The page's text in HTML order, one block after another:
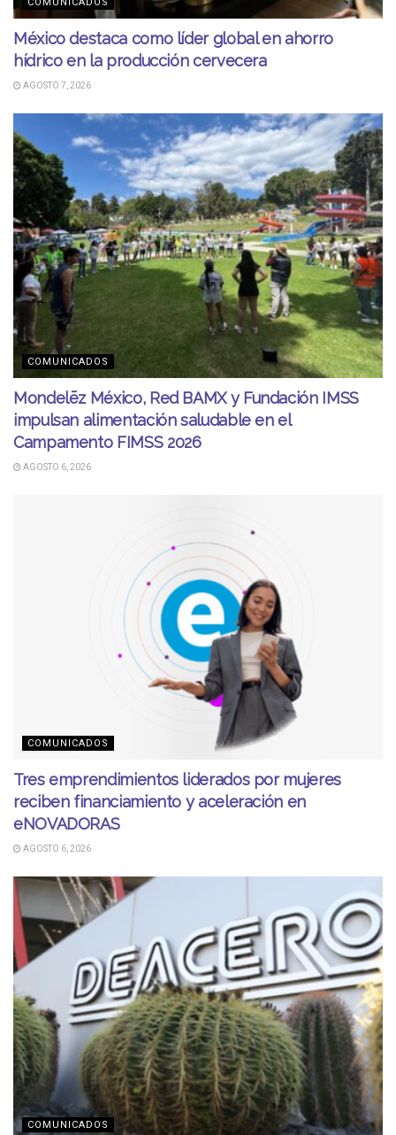
COMUNICADOS
México destaca como líder global en ahorro
hídrico en la producción cervecera
AGOSTO 7, 2026
COMUNICADOS
Mondelēz México, Red BAMX y Fundación IMSS
impulsan alimentación saludable en el
Campamento FIMSS 2026
AGOSTO 6, 2026
COMUNICADOS
Tres emprendimientos liderados por mujeres
reciben financiamiento y aceleración en
eNOVADORAS
AGOSTO 6, 2026
COMUNICADOS